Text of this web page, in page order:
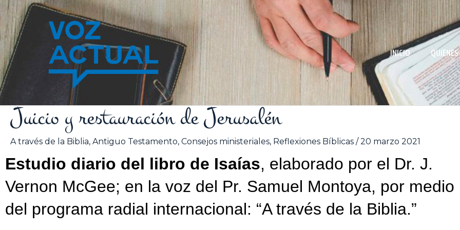
contenido
INICIO
Juicio y restauración de Jerusalén
A través de la Biblia, Antiguo Testamento, Consejos ministeriales, Reflexiones Bíblicas /20 marzo 2021
Estudio diario del libro de Isaías, elaborado por el Dr. J.
Vernon McGee; en la voz del Pr. Samuel Montoya, por medio
del programa radial internacional: “A través de la Biblia.”